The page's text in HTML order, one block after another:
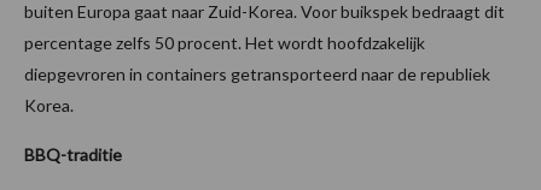
buiten Europa gaat naar Zuid-Korea. Voor buikspek bedraagt dit
percentage zelfs 50 procent. Het wordt hoofdzakelijk
diepgevroren in containers getransporteerd naar de republiek
Korea.
BBQ-traditie